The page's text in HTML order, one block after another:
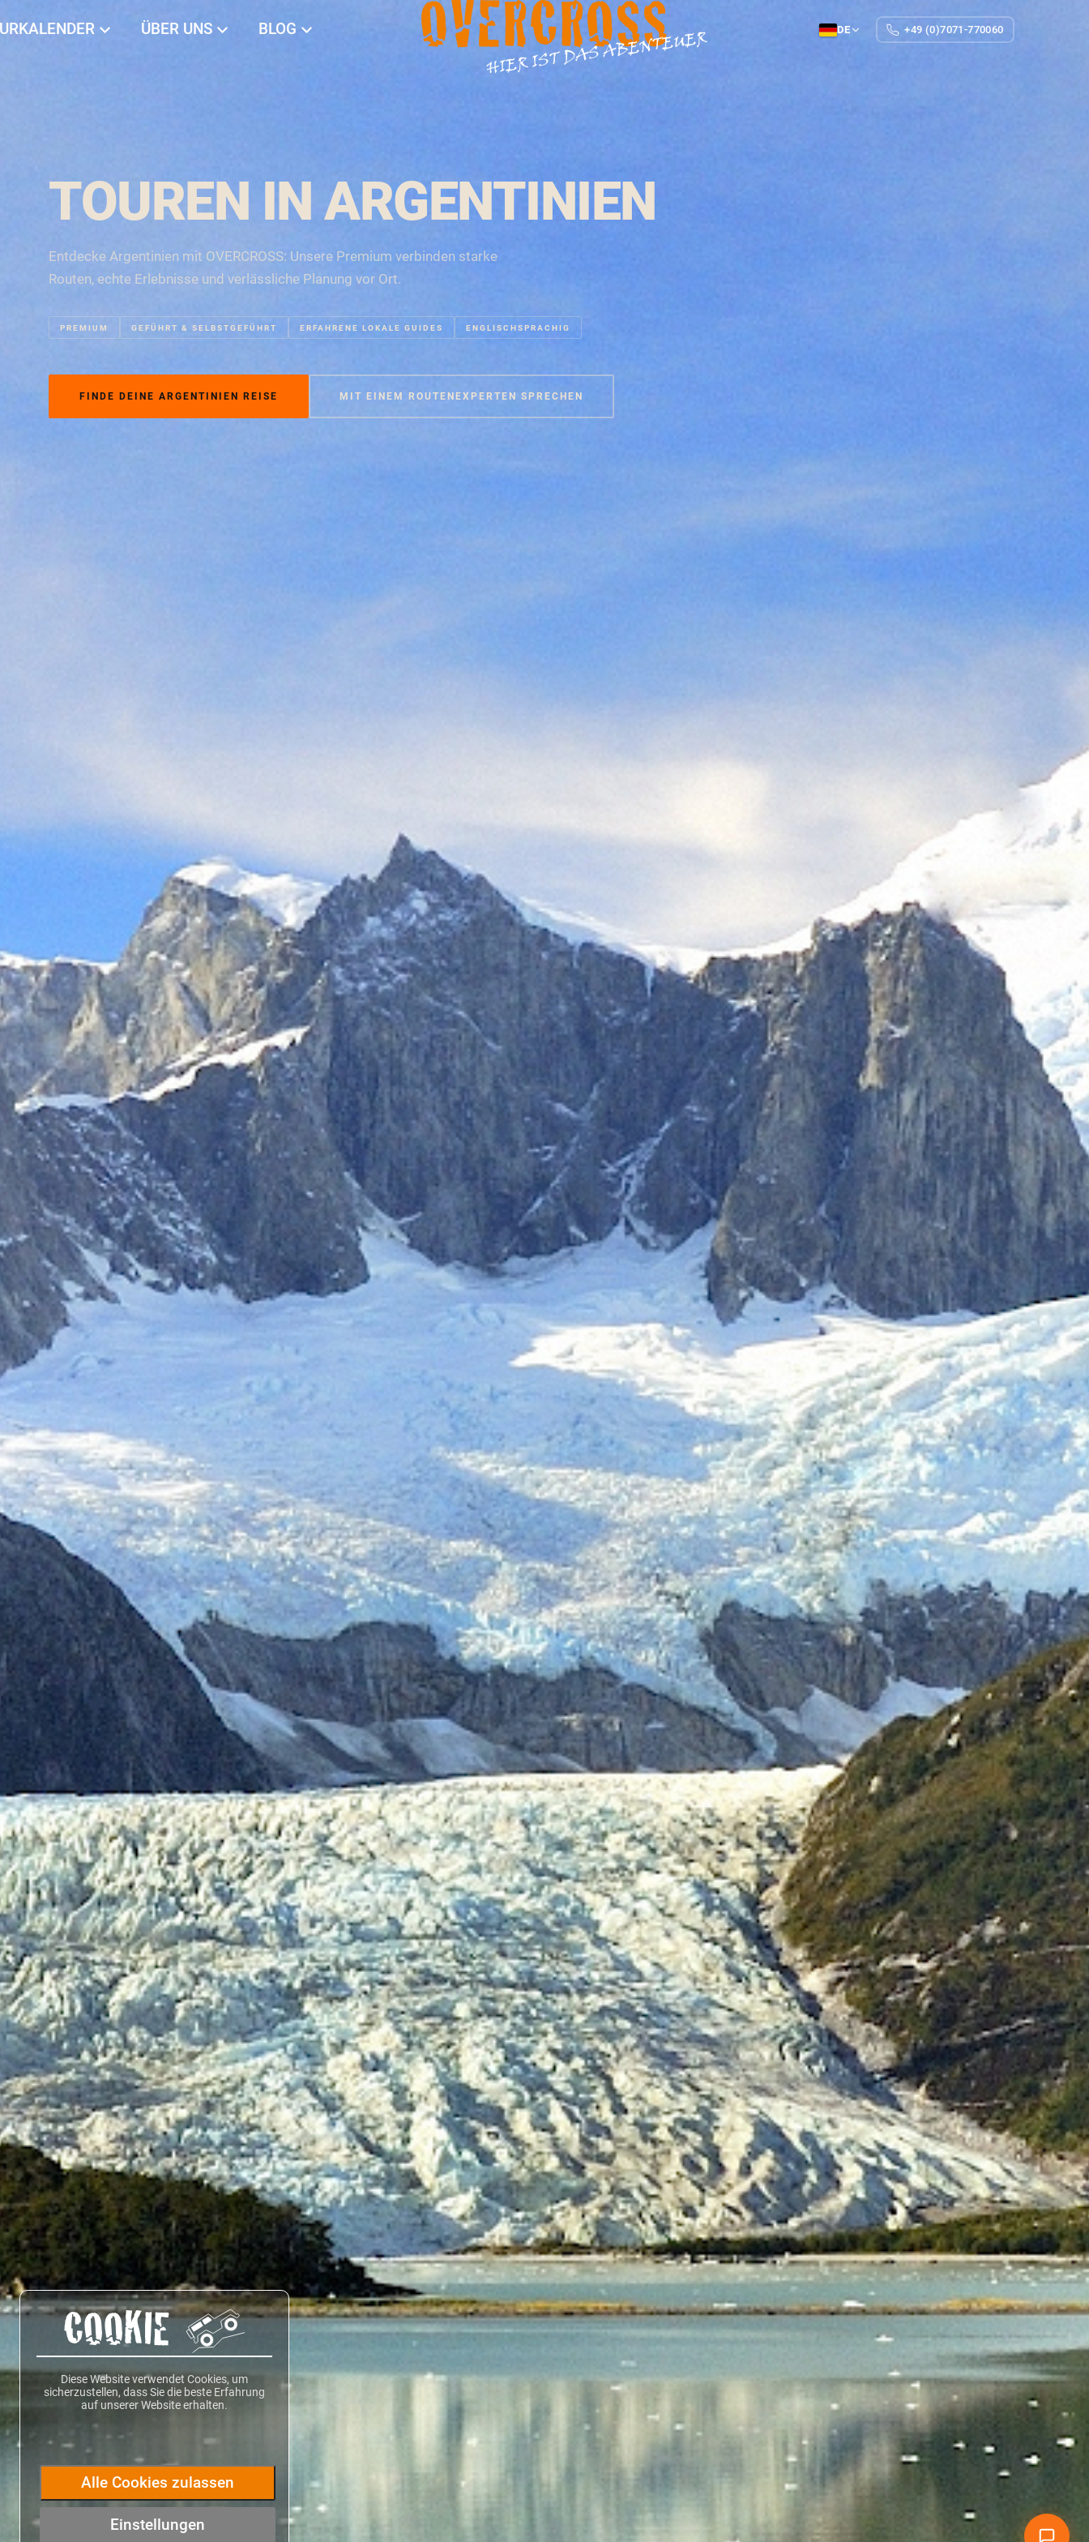
COOKIE
Diese Website verwendet Cookies, um
sicherzustellen, dass Sie die beste Erfahrung
auf unserer Website erhalten.
Alle Cookies zulassen
Einstellungen
ÜBER UNS BLOG OVERCROSS
HIER IST DAS ABENTEUER DE +49 (0)7071-770060
TOUREN IN ARGENTINIEN
Entdecke Argentinien mit OVERCROSS: Unsere Premium verbinden starke
Routen, echte Erlebnisse und verlässliche Planung vor Ort.
PREMIUM GEFÜHRT & SELBSTGEFÜHRT ERFAHRENE LOKALE GUIDES ENGLISCHSPRACHIG
FINDE DEINE ARGENTINIEN REISE MIT EINEM ROUTENEXPERTEN SPRECHEN